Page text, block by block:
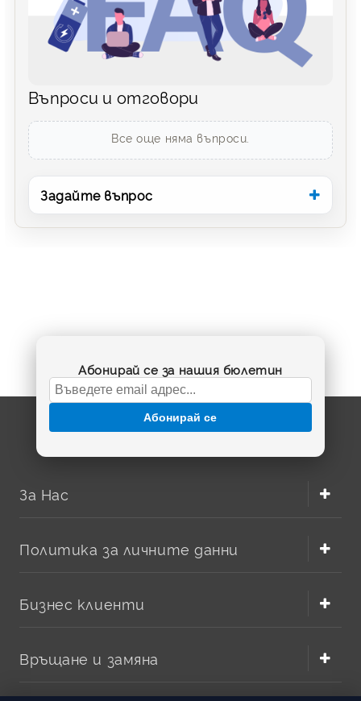
Въпроси и отговори
Все още няма въпроси.
Задайте въпрос
Абонирай се за нашия бюлетин
Абонирай се
За Нас
Политика за личните данни
Бизнес клиенти
Връщане и замяна